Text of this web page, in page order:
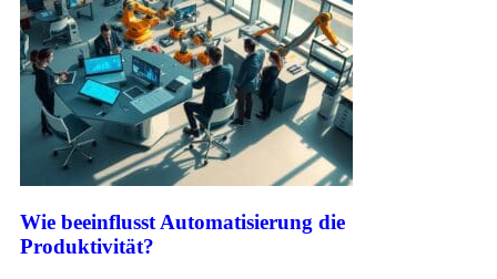
Wie beeinflusst Automatisierung die
Produktivität?